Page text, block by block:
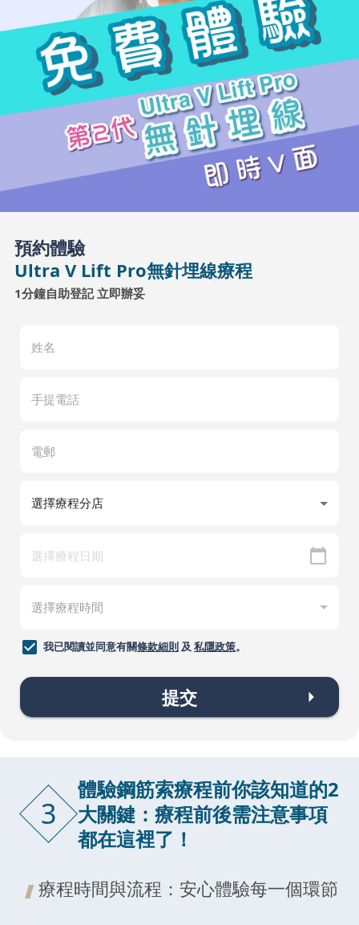
預約體驗
Ultra V Lift Pro無針埋線療程
1分鐘自助登記 立即辦妥
我已閱讀並同意有關條款細則及 私隱政策。
提交
3
體驗鋼筋索療程前你該知道的2
大關鍵：療程前後需注意事項
都在這裡了！
療程時間與流程：安心體驗每一個環節